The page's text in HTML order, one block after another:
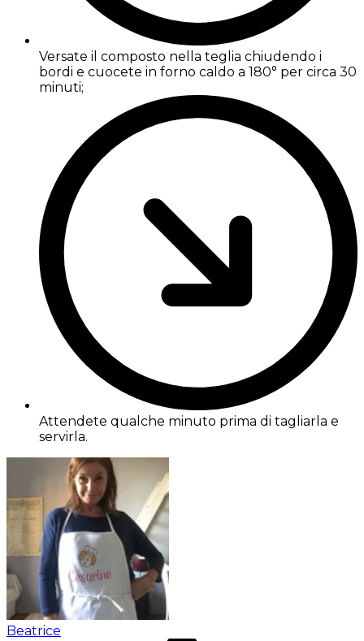
Versate il composto nella teglia chiudendo i
bordi e cuocete in forno caldo a 180° per circa 30
minuti;
Attendete qualche minuto prima di tagliarla e
servirla.
Beatrice